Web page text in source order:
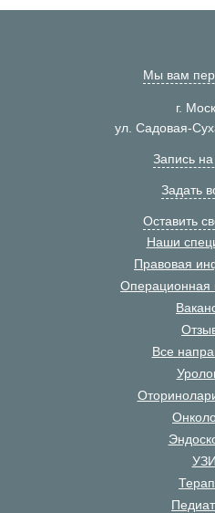
Мы вам
г.
ул. Садовая-
Запись
Задать
Оставить
Наши
Правовая
Операционная
Все
УЗИ